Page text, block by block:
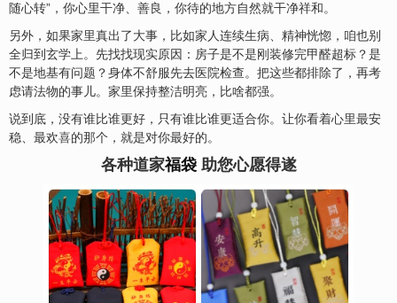
随心转”，你心里干净、善良，你待的地方自然就干净祥和。
另外，如果家里真出了大事，比如家人连续生病、精神恍惚，咱也别
全归到玄学上。先找找现实原因：房子是不是刚装修完甲醛超标？是
不是地基有问题？身体不舒服先去医院检查。把这些都排除了，再考
虑请法物的事儿。家里保持整洁明亮，比啥都强。
说到底，没有谁比谁更好，只有谁比谁更适合你。让你看着心里最安
稳、最欢喜的那个，就是对你最好的。
各种道家福袋助您心愿得遂